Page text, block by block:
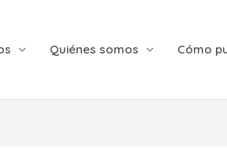
Quiénes somos Cómo